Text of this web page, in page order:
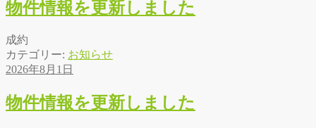
物件情報を更新しました
成約
カテゴリー: お知らせ
2026年8月1日
物件情報を更新しました